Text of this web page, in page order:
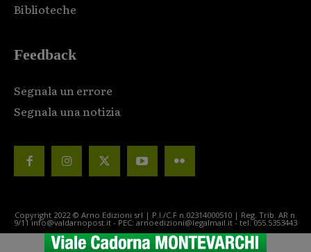
Biblioteche
Feedback
Segnala un errore
Segnala una notizia
Copyright 2022 © Arno Edizioni srl | P.I./C.F n.02314000510 | Reg. Trib. AR n.
9/11 info@valdarnopost.it - PEC: arnoedizioni@legalmail.it - tel. 055.5353443